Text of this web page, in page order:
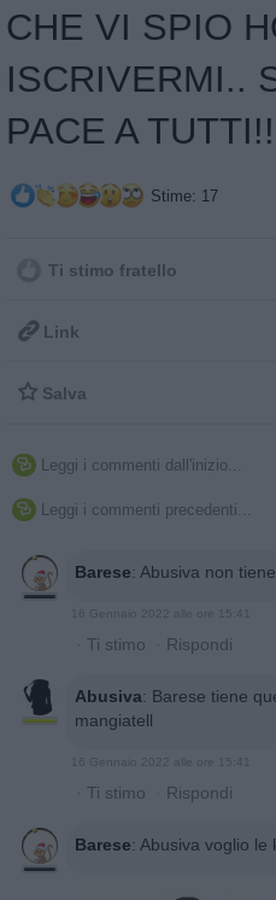
Post commentati da
CHE VI SPIO
ISCRIVERMI..
PACE A
Stime: 17
Ti stimo fratello
 Link
 Salva
 Leggi i commenti dall'inizio...
 Leggi i commenti precedenti...
Barese: Abusiva non
16 Gennaio 2022 alle ore 15:41
· Ti stimo · Rispondi
Abusiva: Barese tiene
mangiatell
16 Gennaio 2022 alle ore 15:41
· Ti stimo · Rispondi
Barese: Abusiva voglio le